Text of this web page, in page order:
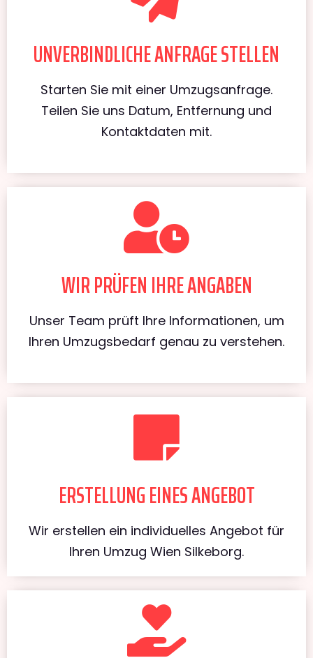
UNVERBINDLICHE ANFRAGE STELLEN
Starten Sie mit einer Umzugsanfrage.
Teilen Sie uns Datum, Entfernung und
Kontaktdaten mit.
WIR PRÜFEN IHRE ANGABEN
Unser Team prüft Ihre Informationen, um
Ihren Umzugsbedarf genau zu verstehen.
ERSTELLUNG EINES ANGEBOT
Wir erstellen ein individuelles Angebot für
Ihren Umzug Wien Silkeborg.